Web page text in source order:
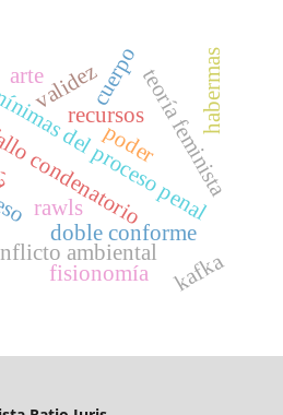
condenatorio
recursos
doble conforme
del proceso penal
ambiental
validez teoría feminista
arte
rawls
habermas
fisionomía
cuerpo
poder
kafka